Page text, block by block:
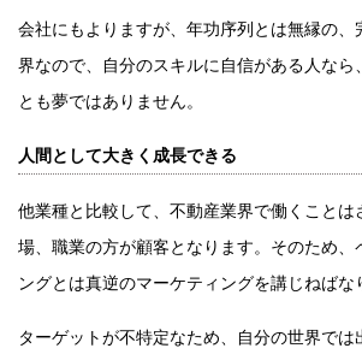
会社にもよりますが、年功序列とは無縁の、
界なので、自分のスキルに自信がある人なら
とも夢ではありません。
人間として大きく成長できる
他業種と比較して、不動産業界で働くことは
場、職業の方が顧客となります。そのため、
ングとは真逆のマーケティングを講じねばな
ターゲットが不特定なため、自分の世界では